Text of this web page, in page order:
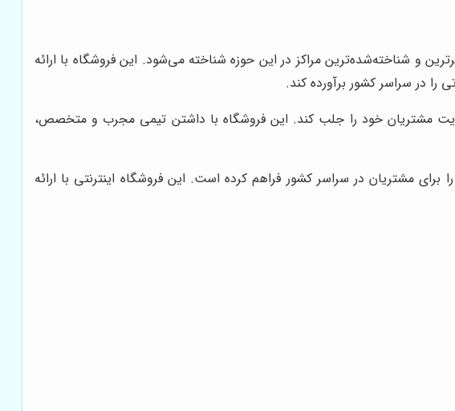
و شناخته‌شده‌ترین مراکز در این حوزه شناخته می‌شود. این فروشگاه با ارائه
در سراسر کشور برآورده کند.
مشتریان خود را جلب کند. این فروشگاه با داشتن تیمی مجرب و متخصص،
مشتریان در سراسر کشور فراهم کرده است. این فروشگاه اینترنتی با ارائه